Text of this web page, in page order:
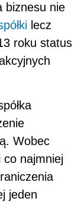
biznesu nie
lecz
roku status
Wobec
co najmniej
jeden